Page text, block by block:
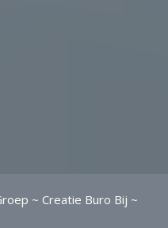
~ Creatie Buro Bij ~